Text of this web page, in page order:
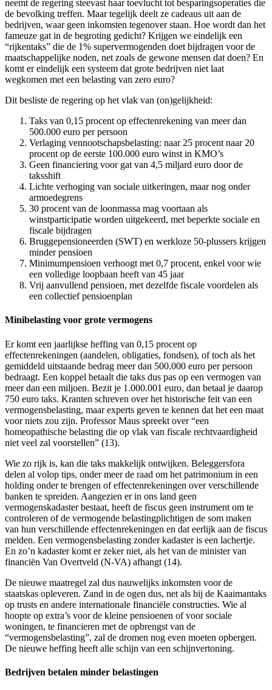
neemt de regering steevast haar toevlucht tot besparingsoperaties die
de bevolking treffen. Maar tegelijk deelt ze cadeaus uit aan de
bedrijven, waar geen inkomsten tegenover staan. Hoe wordt dan het
fameuze gat in de begroting gedicht? Krijgen we eindelijk een
“rijkentaks” die de 1% supervermogenden doet bijdragen voor de
maatschappelijke noden, net zoals de gewone mensen dat doen? En
komt er eindelijk een systeem dat grote bedrijven niet laat
wegkomen met een belasting van zero euro?
Dit besliste de regering op het vlak van (on)gelijkheid:
Taks van 0,15 procent op effectenrekening van meer dan
500.000 euro per persoon
Verlaging vennootschapsbelasting: naar 25 procent naar 20
procent op de eerste 100.000 euro winst in KMO’s
Geen financiering voor gat van 4,5 miljard euro door de
taksshift
Lichte verhoging van sociale uitkeringen, maar nog onder
armoedegrens
30 procent van de loonmassa mag voortaan als
winstparticipatie worden uitgekeerd, met beperkte sociale en
fiscale bijdragen
Bruggepensioneerden (SWT) en werkloze 50-plussers krijgen
minder pensioen
Minimumpensioen verhoogt met 0,7 procent, enkel voor wie
een volledige loopbaan heeft van 45 jaar
Vrij aanvullend pensioen, met dezelfde fiscale voordelen als
een collectief pensioenplan
Minibelasting voor grote vermogens
Er komt een jaarlijkse heffing van 0,15 procent op
effectenrekeningen (aandelen, obligaties, fondsen), of toch als het
gemiddeld uitstaande bedrag meer dan 500.000 euro per persoon
bedraagt. Een koppel betaalt die taks dus pas op een vermogen van
meer dan een miljoen. Bezit je 1.000.001 euro, dan betaal je daarop
750 euro taks. Kranten schreven over het historische feit van een
vermogensbelasting, maar experts geven te kennen dat het een maat
voor niets zou zijn. Professor Maus spreekt over “een
homeopathische belasting die op vlak van fiscale rechtvaardigheid
niet veel zal voorstellen” (13).
Wie zo rijk is, kan die taks makkelijk ontwijken. Beleggersfora
delen al volop tips, onder meer de raad om het patrimonium in een
holding onder te brengen of effectenrekeningen over verschillende
banken te spreiden. Aangezien er in ons land geen
vermogenskadaster bestaat, heeft de fiscus geen instrument om te
controleren of de vermogende belastingplichtigen de som maken
van hun verschillende effectenrekeningen en dat eerlijk aan de fiscus
melden. Een vermogensbelasting zonder kadaster is een lachertje.
En zo’n kadaster komt er zeker niet, als het van de minister van
financiën Van Overtveld (N-VA) afhangt (14).
De nieuwe maatregel zal dus nauwelijks inkomsten voor de
staatskas opleveren. Zand in de ogen dus, net als bij de Kaaimantaks
op trusts en andere internationale financiële constructies. Wie al
hoopte op extra’s voor de kleine pensioenen of voor sociale
woningen, te financieren met de opbrengst van de
“vermogensbelasting”, zal de dromen nog even moeten opbergen.
De nieuwe heffing heeft alle schijn van een schijnvertoning.
Bedrijven betalen minder belastingen